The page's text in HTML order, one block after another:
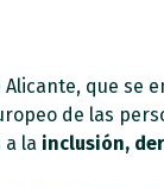
Alicante, que se
de las
a la inclusión,